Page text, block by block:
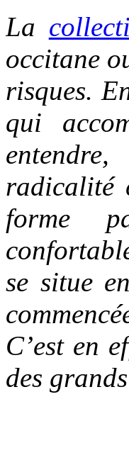
La
occitane
risques.
qui
radicalité
forme
se situe
C’est en
des